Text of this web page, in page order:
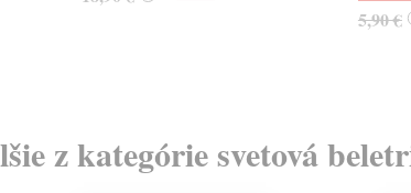
5,90 €
z kategórie svetová